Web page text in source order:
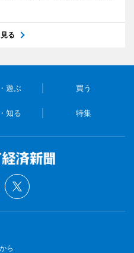
る
遊ぶ 買う
知る 特集
ら